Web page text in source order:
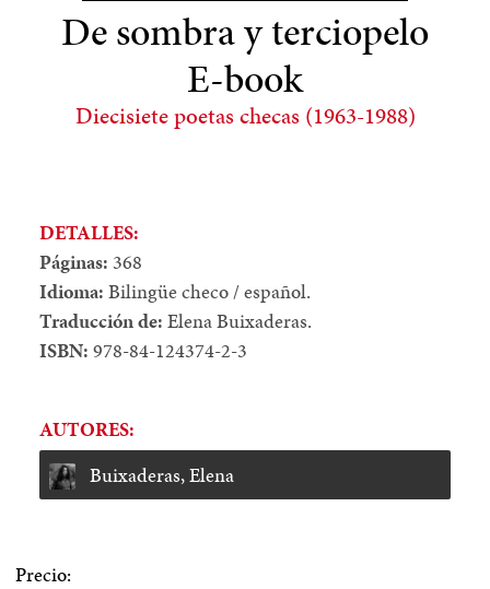
De sombra y terciopelo
E-book
Diecisiete poetas checas (1963-1988)
DETALLES:
Páginas: 368
Idioma:Bilingüe checo / español.
Traducción de:Elena Buixaderas.
ISBN:978-84-124374-2-3
AUTORES:
Buixaderas, Elena
Precio: